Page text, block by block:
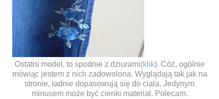
Ostatni model, to spodnie z dziurami(klik). Cóż, ogólnie
mówiąc jestem z nich zadowolona. Wyglądają tak jak na
stronie, ładnie dopasowują się do ciała. Jedynym
minusem może być cienki materiał. Polecam.